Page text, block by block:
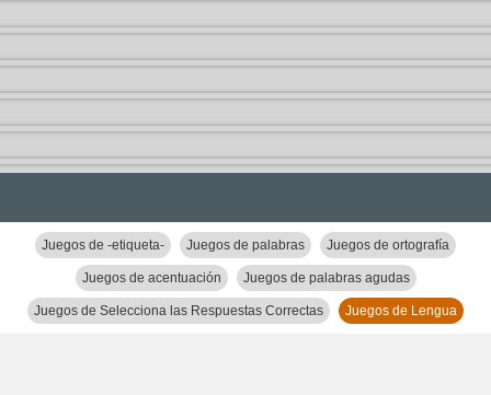
Juegos de -etiqueta- Juegos de palabras Juegos de ortografía
Juegos de acentuación Juegos de palabras agudas
Juegos de Selecciona las Respuestas Correctas Juegos de Lengua